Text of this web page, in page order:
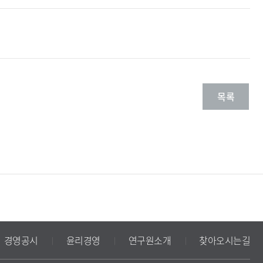
목록
경영공시 윤리경영 연구원소개 찾아오시는길